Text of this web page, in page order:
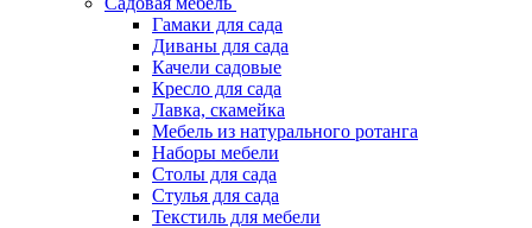
Гамаки для сада
Диваны для сада
Качели садовые
Кресло для сада
Лавка, скамейка
Мебель из натурального ротанга
Наборы мебели
Столы для сада
Стулья для сада
Текстиль для мебели